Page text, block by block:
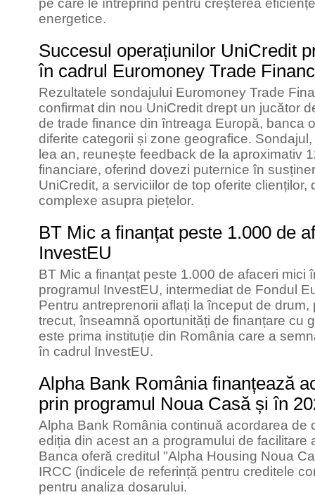
pe care le întreprind pentru creșterea
energetice.
Succesul operațiunilor UniCredit
în cadrul Euromoney Trade
Rezultatele sondajului Euromoney Trade
confirmat din nou UniCredit drept un jucător
de trade finance din întreaga Europă, banca
diferite categorii și zone geografice.
lea an, reunește feedback de la aproximativ
financiare, oferind dovezi puternice în
UniCredit, a serviciilor de top oferite clienților,
complexe asupra piețelor.
BT Mic a finanțat peste 1.000 de
InvestEU
BT Mic a finanțat peste 1.000 de afaceri mici
programul InvestEU, intermediat de Fondul
Pentru antreprenorii aflați la început de
trecut, înseamnă oportunități de finanțare cu
este prima instituție din România care a
în cadrul InvestEU.
Alpha Bank România finanțează
prin programul Noua Casă și în
Alpha Bank România continuă acordarea de
ediția din acest an a programului de facilitare
Banca oferă creditul "Alpha Housing Noua
IRCC (indicele de referință pentru creditele
pentru analiza dosarului.